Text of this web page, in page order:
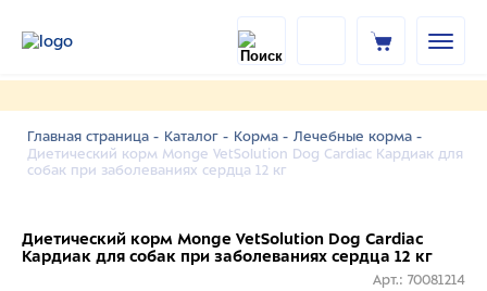
Главная страница - Каталог - Корма - Лечебные корма -
Диетический корм Monge VetSolution Dog Cardiac Кардиак для
собак при заболеваниях сердца 12 кг
Диетический корм Monge VetSolution Dog Cardiac
Кардиак для собак при заболеваниях сердца 12 кг
Арт.: 70081214